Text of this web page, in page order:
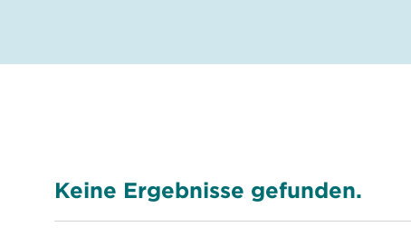
Keine Ergebnisse gefunden.